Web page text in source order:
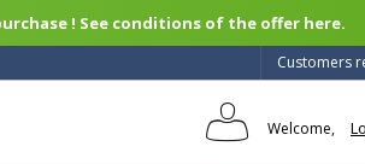
! See conditions of the offer here.
Customers
Welcome,